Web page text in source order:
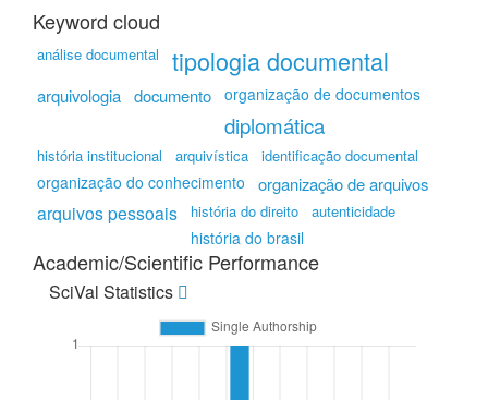
Keyword cloud
análise documental tipologia documental
arquivologia documento organização de documentos
diplomática
história institucional arquivística identificação documental
organização do conhecimento organização de arquivos
arquivos pessoais história do direito autenticidade
história do brasil
Academic/Scientific Performance
SciVal Statistics